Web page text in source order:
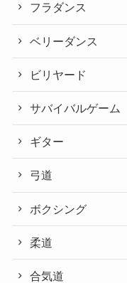
フラダンス
ベリーダンス
ビリヤード
サバイバルゲーム
ギター
弓道
ボクシング
柔道
合気道